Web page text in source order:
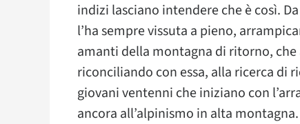
indizi lasciano intendere che è così.
l’ha sempre vissuta a pieno,
amanti della montagna di ritorno,
riconciliando con essa, alla ricerca di
giovani ventenni che iniziano con
ancora all’alpinismo in alta